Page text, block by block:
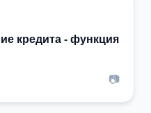
кредита - функция
📷